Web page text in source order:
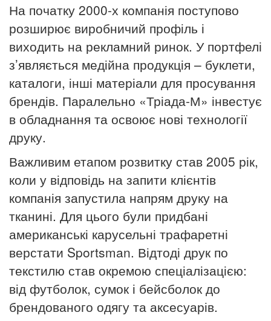
На початку 2000-х компанія поступово
розширює виробничий профіль і
виходить на рекламний ринок. У портфелі
з’являється медійна продукція – буклети,
каталоги, інші матеріали для просування
брендів. Паралельно «Тріада-М» інвестує
в обладнання та освоює нові технології
друку.
Важливим етапом розвитку став 2005 рік,
коли у відповідь на запити клієнтів
компанія запустила напрям друку на
тканині. Для цього були придбані
американські карусельні трафаретні
верстати Sportsman. Відтоді друк по
текстилю став окремою спеціалізацією:
від футболок, сумок і бейсболок до
брендованого одягу та аксесуарів.